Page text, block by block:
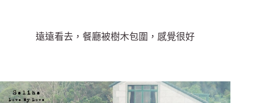
遠遠看去，餐廳被樹木包圍，感覺很好